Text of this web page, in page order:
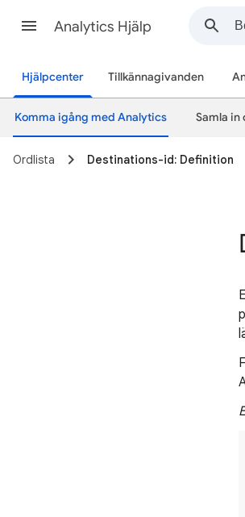
Analytics Hjälp
Hjälpcenter Tillkännagivanden
Komma igång med Analytics Samla in
Ordlista Destinations-id: Definition